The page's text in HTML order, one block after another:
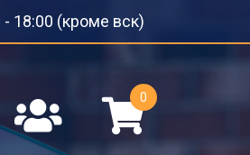
18:00 (кроме вск)
0